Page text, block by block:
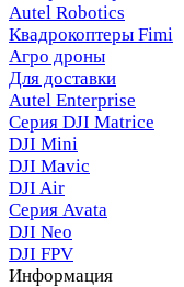
Autel Robotics
Квадрокоптеры Fimi
Агро дроны
Для доставки
Autel Enterprise
Серия DJI Matrice
DJI Mini
DJI Mavic
DJI Air
Серия Avata
DJI Neo
DJI FPV
Информация